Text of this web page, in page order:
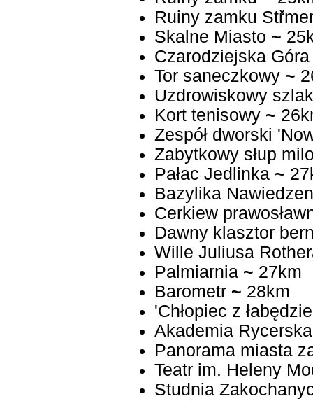
Ruiny zamku
Skalne Miasto ~
Czarodziejska
Tor saneczkowy ~
Uzdrowiskowy
Kort tenisowy ~
Zespół dworski
Zabytkowy słup
Pałac Jedlinka ~
Bazylika
Cerkiew
Dawny klasztor
Wille Juliusa
Palmiarnia ~ 27km
Barometr ~ 28km
'Chłopiec z
Akademia Rycerska
Panorama miasta
Teatr im. Heleny
Studnia